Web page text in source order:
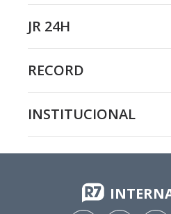
JR 24H
RECORD
INSTITUCIONAL